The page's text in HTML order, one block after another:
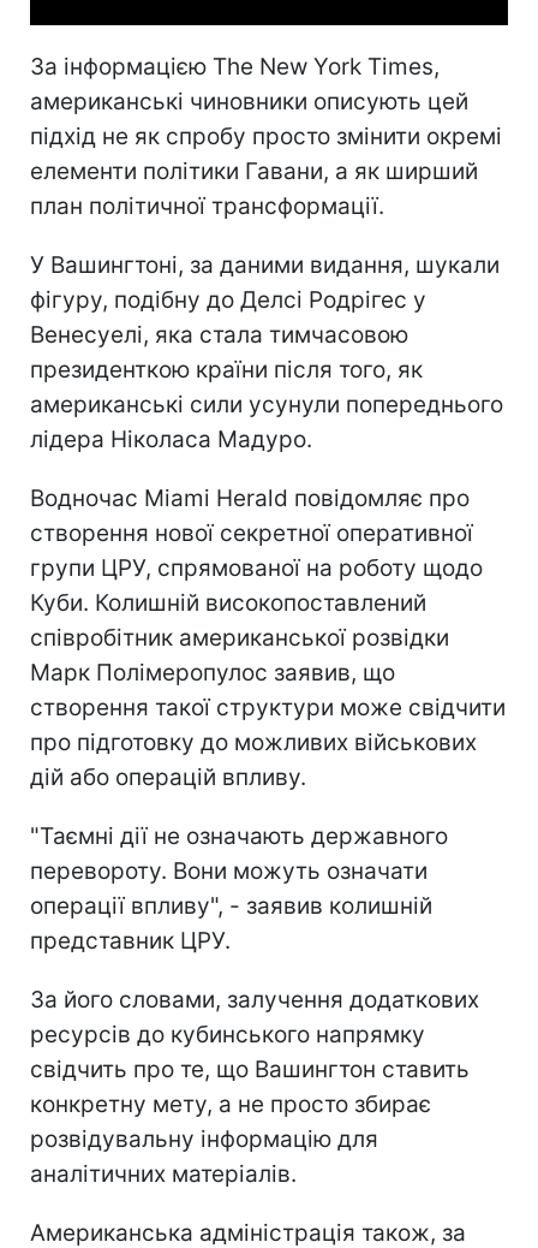
За інформацією The New York Times,
американські чиновники описують цей
підхід не як спробу просто змінити окремі
елементи політики Гавани, а як ширший
план політичної трансформації.
У Вашингтоні, за даними видання, шукали
фігуру, подібну до Делсі Родрігес у
Венесуелі, яка стала тимчасовою
президенткою країни після того, як
американські сили усунули попереднього
лідера Ніколаса Мадуро.
Водночас Miami Herald повідомляє про
створення нової секретної оперативної
групи ЦРУ, спрямованої на роботу щодо
Куби. Колишній високопоставлений
співробітник американської розвідки
Марк Полімеропулос заявив, що
створення такої структури може свідчити
про підготовку до можливих військових
дій або операцій впливу.
"Таємні дії не означають державного
перевороту. Вони можуть означати
операції впливу", - заявив колишній
представник ЦРУ.
За його словами, залучення додаткових
ресурсів до кубинського напрямку
свідчить про те, що Вашингтон ставить
конкретну мету, а не просто збирає
розвідувальну інформацію для
аналітичних матеріалів.
Американська адміністрація також, за